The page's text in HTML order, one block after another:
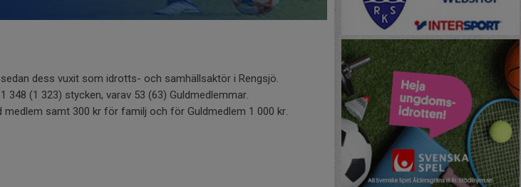
dess vuxit som idrotts- och samhällsaktör i Rengsjö.
(1 323) stycken, varav 53 (63) Guldmedlemmar.
samt 300 kr för familj och för Guldmedlem 1 000 kr.